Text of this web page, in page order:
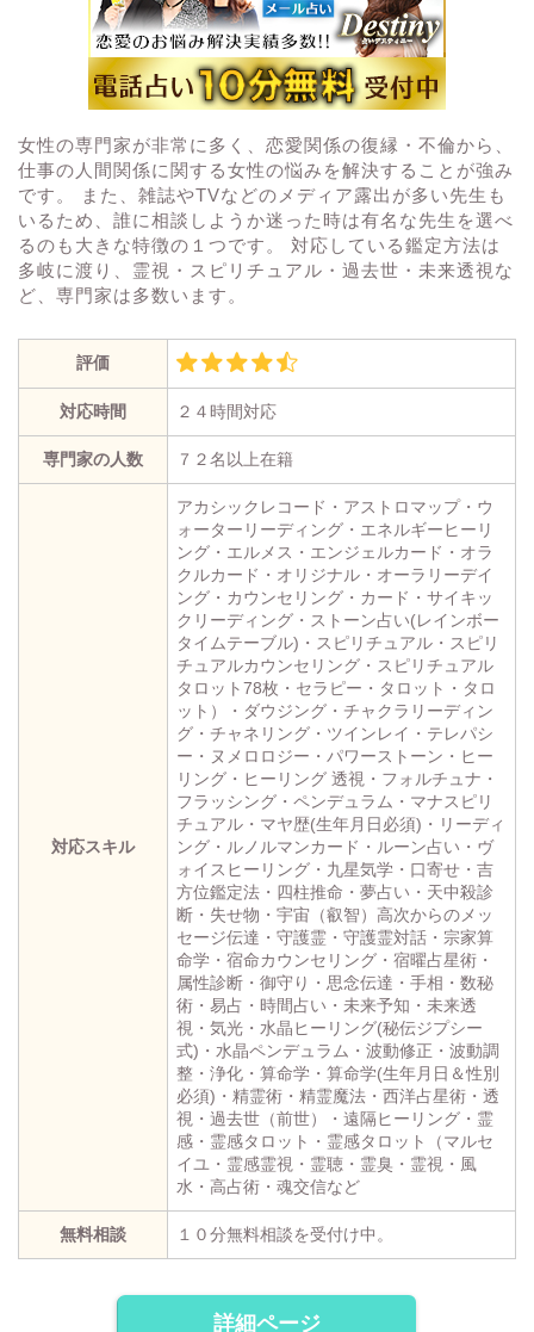
女性の専門家が非常に多く、恋愛関係の復縁・不倫から、
仕事の人間関係に関する女性の悩みを解決することが強み
です。 また、雑誌やTVなどのメディア露出が多い先生も
いるため、誰に相談しようか迷った時は有名な先生を選べ
るのも大きな特徴の１つです。 対応している鑑定方法は
多岐に渡り、霊視・スピリチュアル・過去世・未来透視な
ど、専門家は多数います。
評価
対応時間 ２４時間対応
専門家の人数 ７２名以上在籍
対応スキル
アカシックレコード・アストロマップ・ウ
ォーターリーディング・エネルギーヒーリ
ング・エルメス・エンジェルカード・オラ
クルカード・オリジナル・オーラリーデイ
ング・カウンセリング・カード・サイキッ
クリーディング・ストーン占い(レインボー
タイムテーブル)・スピリチュアル・スピリ
チュアルカウンセリング・スピリチュアル
タロット78枚・セラピー・タロット・タロ
ット）・ダウジング・チャクラリーディン
グ・チャネリング・ツインレイ・テレパシ
ー・ヌメロロジー・パワーストーン・ヒー
リング・ヒーリング 透視・フォルチュナ・
フラッシング・ペンデュラム・マナスピリ
チュアル・マヤ歴(生年月日必須)・リーディ
ング・ルノルマンカード・ルーン占い・ヴ
ォイスヒーリング・九星気学・口寄せ・吉
方位鑑定法・四柱推命・夢占い・天中殺診
断・失せ物・宇宙（叡智）高次からのメッ
セージ伝達・守護霊・守護霊対話・宗家算
命学・宿命カウンセリング・宿曜占星術・
属性診断・御守り・思念伝達・手相・数秘
術・易占・時間占い・未来予知・未来透
視・気光・水晶ヒーリング(秘伝ジプシー
式)・水晶ペンデュラム・波動修正・波動調
整・浄化・算命学・算命学(生年月日＆性別
必須)・精霊術・精霊魔法・西洋占星術・透
視・過去世（前世）・遠隔ヒーリング・霊
感・霊感タロット・霊感タロット（マルセ
イユ・霊感霊視・霊聴・霊臭・霊視・風
水・高占術・魂交信など
無料相談 １０分無料相談を受付け中。
詳細ページ